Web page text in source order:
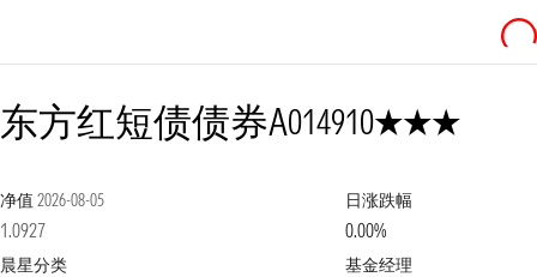
东方红短债债券A014910
净值 2026-08-05
1.0927
日涨跌幅
0.00%
晨星分类 基金经理